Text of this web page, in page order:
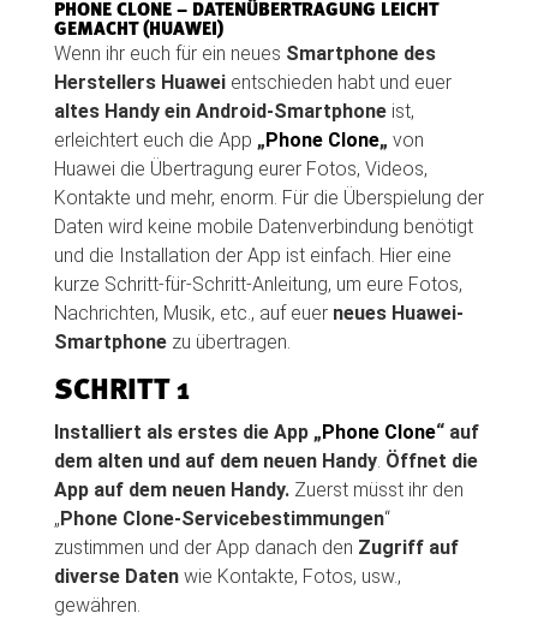
PHONE CLONE – DATENÜBERTRAGUNG LEICHT
GEMACHT (HUAWEI)
Wenn ihr euch für ein neues Smartphone des
Herstellers Huaweientschieden habt und euer
altes Handy ein Android-Smartphoneist,
erleichtert euch die App „ Phone Clone„ von
Huawei die Übertragung eurer Fotos, Videos,
Kontakte und mehr, enorm. Für die Überspielung der
Daten wird keine mobile Datenverbindung benötigt
und die Installation der App ist einfach. Hier eine
kurze Schritt-für-Schritt-Anleitung, um eure Fotos,
Nachrichten, Musik, etc., auf euer neues Huawei-
Smartphonezu übertragen.
SCHRITT 1
Installiert als erstes die App „ Phone Clone“ auf
dem alten und auf dem neuen Handy. Öffnet die
App auf dem neuen Handy. Zuerst müsst ihr den
„ Phone Clone-Servicebestimmungen“
zustimmen und der App danach den Zugriff auf
diverse Datenwie Kontakte, Fotos, usw.,
gewähren.